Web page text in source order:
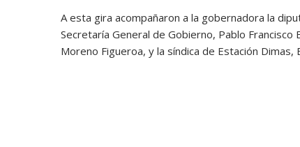
A esta gira acompañaron a la gobernadora la
Secretaría General de Gobierno, Pablo
Moreno Figueroa, y la síndica de Estación Dimas,